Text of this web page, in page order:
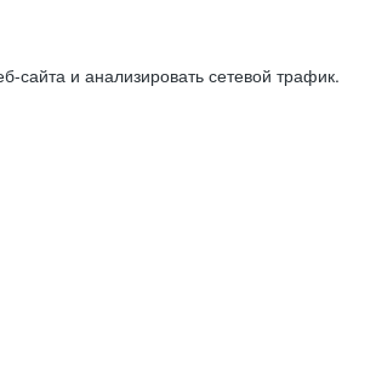
и анализировать сетевой трафик.